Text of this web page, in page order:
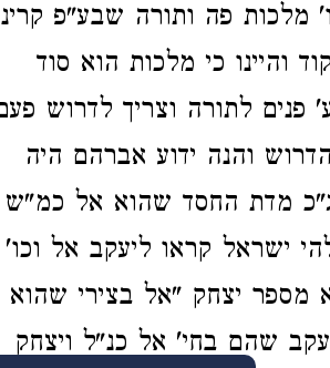
מלכות פה ותורה שבע"פ
והיינו כי מלכות הוא סוד
פנים לתורה וצריך לדרוש
והנה ידוע אברהם היה
מדת החסד שהוא אל כמ"ש
ישראל קראו ליעקב אל וכו'
מספר יצחק "אל בצירי שהוא
שהם בחי' אל כנ"ל ויצחק